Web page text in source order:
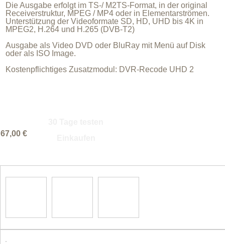
Die Ausgabe erfolgt im TS-/ M2TS-Format, in der original
Receiverstruktur, MPEG / MP4 oder in Elementarströmen.
Unterstützung der Videoformate SD, HD, UHD bis 4K in
MPEG2, H.264 und H.265 (DVB-T2)
Ausgabe als Video DVD oder BluRay mit Menü auf Disk
oder als ISO Image.
Kostenpflichtiges Zusatzmodul: DVR-Recode UHD 2
67,00 €